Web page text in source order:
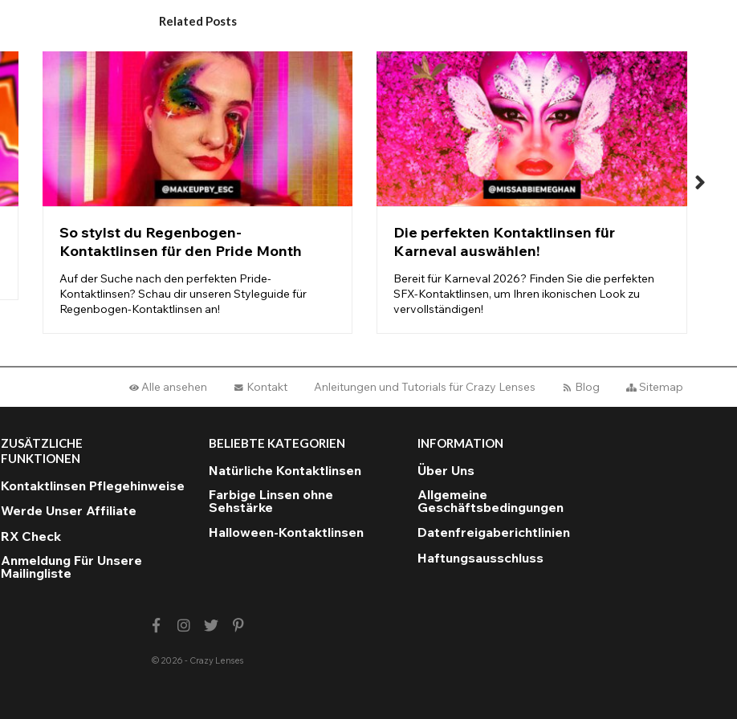
Related Posts
So stylst du Regenbogen-
Kontaktlinsen für den Pride Month
Auf der Suche nach den perfekten Pride-
Kontaktlinsen? Schau dir unseren Styleguide für
Regenbogen-Kontaktlinsen an!
Die perfekten Kontaktlinsen für
Karneval auswählen!
Bereit für Karneval 2026? Finden Sie die perfekten
SFX-Kontaktlinsen, um Ihren ikonischen Look zu
vervollständigen!
Alle ansehen Kontakt Anleitungen und Tutorials für Crazy Lenses Blog Sitemap
ZUSÄTZLICHE
FUNKTIONEN
Kontaktlinsen Pflegehinweise
Werde Unser Affiliate
RX Check
Anmeldung Für Unsere
Mailingliste
BELIEBTE KATEGORIEN
Natürliche Kontaktlinsen
Farbige Linsen ohne
Sehstärke
Halloween-Kontaktlinsen
INFORMATION
Über Uns
Allgemeine
Geschäftsbedingungen
Datenfreigaberichtlinien
Haftungsausschluss
© 2026 - Crazy Lenses